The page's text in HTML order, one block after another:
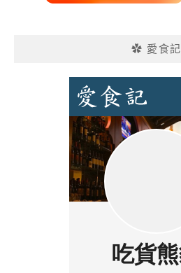
✿ 愛食記